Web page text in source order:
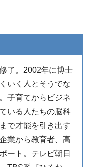
了。2002年に博士
いく人とそうでな
子育てからビジネ
いる人たちの脳科
で才能を引き出す
業から教育者、高
ート。テレビ朝日